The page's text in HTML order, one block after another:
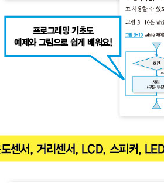
형 선언하는 방법
과 문자
와 키워드
사용해 보자
이나 제어문으로 변수를 바꿔 보자